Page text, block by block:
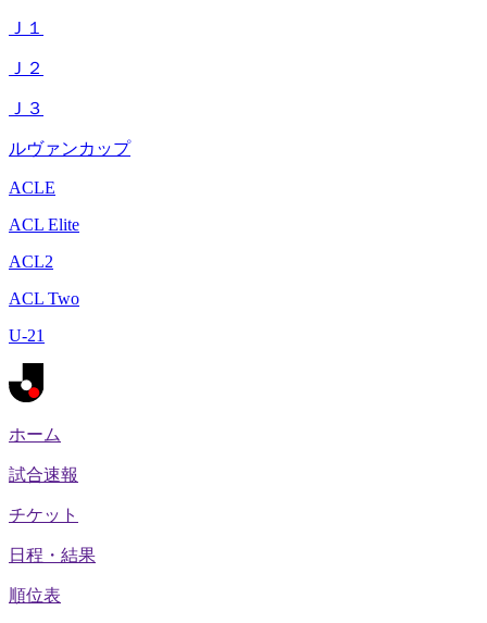
Ｊ１
Ｊ２
Ｊ３
ルヴァンカップ
ACLE
ACL Elite
ACL2
ACL Two
U-21
ホーム
試合速報
チケット
日程・結果
順位表